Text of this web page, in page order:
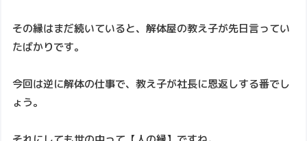
その縁はまだ続いていると、解体屋の教え子が先日言ってい
たばかりです。
今回は逆に解体の仕事で、教え子が社長に恩返しする番でし
ょう。